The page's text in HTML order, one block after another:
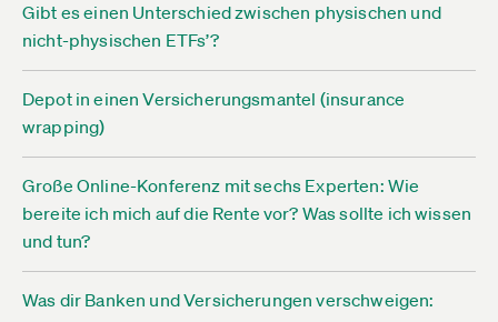
Gibt es einen Unterschied zwischen physischen und
nicht-physischen ETFs’?
Depot in einen Versicherungsmantel (insurance
wrapping)
Große Online-Konferenz mit sechs Experten: Wie
bereite ich mich auf die Rente vor? Was sollte ich wissen
und tun?
Was dir Banken und Versicherungen verschweigen: